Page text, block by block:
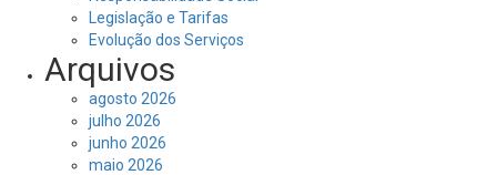
Legislação e Tarifas
Evolução dos Serviços
Arquivos
agosto 2026
julho 2026
junho 2026
maio 2026